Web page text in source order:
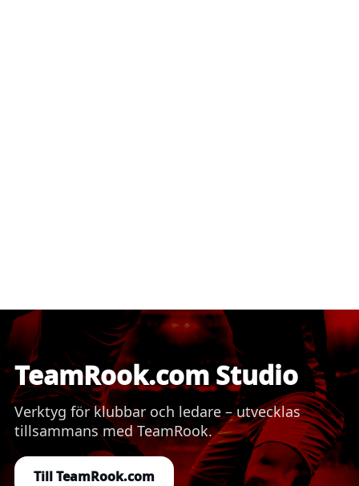
TeamRook.com Studio
Verktyg för klubbar och ledare – utvecklas
tillsammans med TeamRook.
Till TeamRook.com